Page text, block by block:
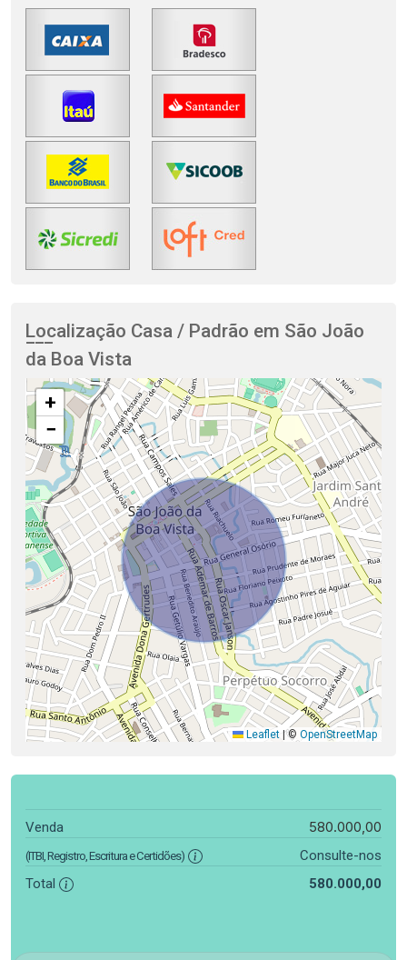
Localização Casa / Padrão em São João
da Boa Vista
+
−
Leaflet |© OpenStreetMap
Venda 580.000,00
(ITBI, Registro, Escritura e Certidões)
Consulte-nos
Total
580.000,00